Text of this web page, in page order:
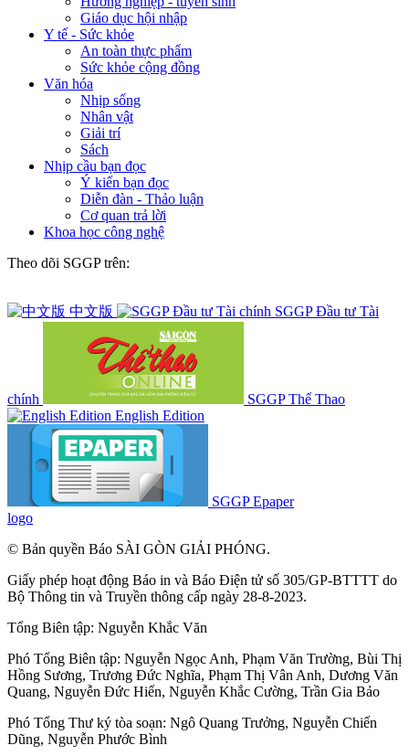
Giáo dục hội nhập
Y tế - Sức khỏe
An toàn thực phẩm
Sức khỏe cộng đồng
Văn hóa
Nhịp sống
Nhân vật
Giải trí
Sách
Nhịp cầu bạn đọc
Ý kiến bạn đọc
Diễn đàn - Thảo luận
Cơ quan trả lời
Khoa học công nghệ
Theo dõi SGGP trên:
中文版 SGGP Đầu tư Tài
chính
SGGP Thể Thao
English Edition
SGGP Epaper
logo
© Bản quyền Báo SÀI GÒN GIẢI PHÓNG.
Giấy phép hoạt động Báo in và Báo Điện tử số 305/GP-BTTTT do
Bộ Thông tin và Truyền thông cấp ngày 28-8-2023.
Tổng Biên tập: Nguyễn Khắc Văn
Phó Tổng Biên tập: Nguyễn Ngọc Anh, Phạm Văn Trường, Bùi Thị
Hồng Sương, Trương Đức Nghĩa, Phạm Thị Vân Anh, Dương Văn
Quang, Nguyễn Đức Hiển, Nguyễn Khắc Cường, Trần Gia Bảo
Phó Tổng Thư ký tòa soạn: Ngô Quang Trưởng, Nguyễn Chiến
Dũng, Nguyễn Phước Bình